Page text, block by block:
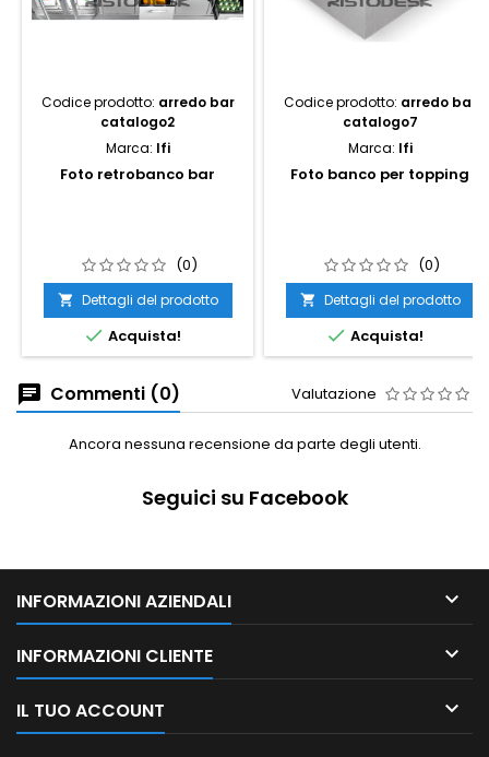
Codice prodotto: arredo bar
catalogo2
Marca: Ifi
Foto retrobanco bar
(0)
 Dettagli del prodotto
 Acquista!
Codice prodotto: arredo bar
catalogo7
Marca: Ifi
Foto banco per topping
(0)
 Dettagli del prodotto
 Acquista!
Commenti (0) Valutazione
Ancora nessuna recensione da parte degli utenti.
Seguici su Facebook
INFORMAZIONI AZIENDALI 
INFORMAZIONI CLIENTE 
IL TUO ACCOUNT 